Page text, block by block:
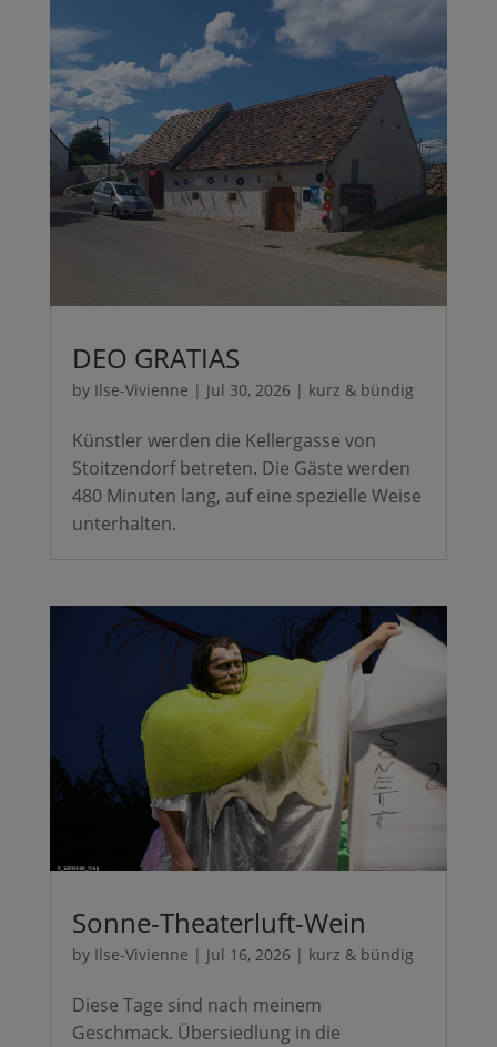
DEO GRATIAS
by Ilse-Vivienne | Jul 30, 2026 | kurz & bündig
Künstler werden die Kellergasse von
Stoitzendorf betreten. Die Gäste werden
480 Minuten lang, auf eine spezielle Weise
unterhalten.
Sonne-Theaterluft-Wein
by Ilse-Vivienne | Jul 16, 2026 | kurz & bündig
Diese Tage sind nach meinem
Geschmack. Übersiedlung in die